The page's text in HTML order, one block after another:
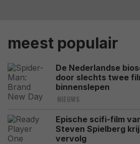
meest populair
De Nederlandse
door slechts twee
binnenslepen
NIEUWS
Epische scifi-film
Steven Spielberg
vervolg